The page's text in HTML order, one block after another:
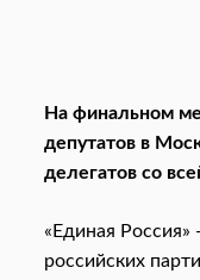
На финальном
депутатов в
делегатов со
«Единая
российских